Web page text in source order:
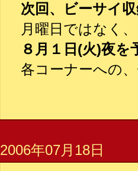
次回、ビーサイ
月曜日ではなく、
８月１日(火)夜を
各コーナーへの
2006年07月18日